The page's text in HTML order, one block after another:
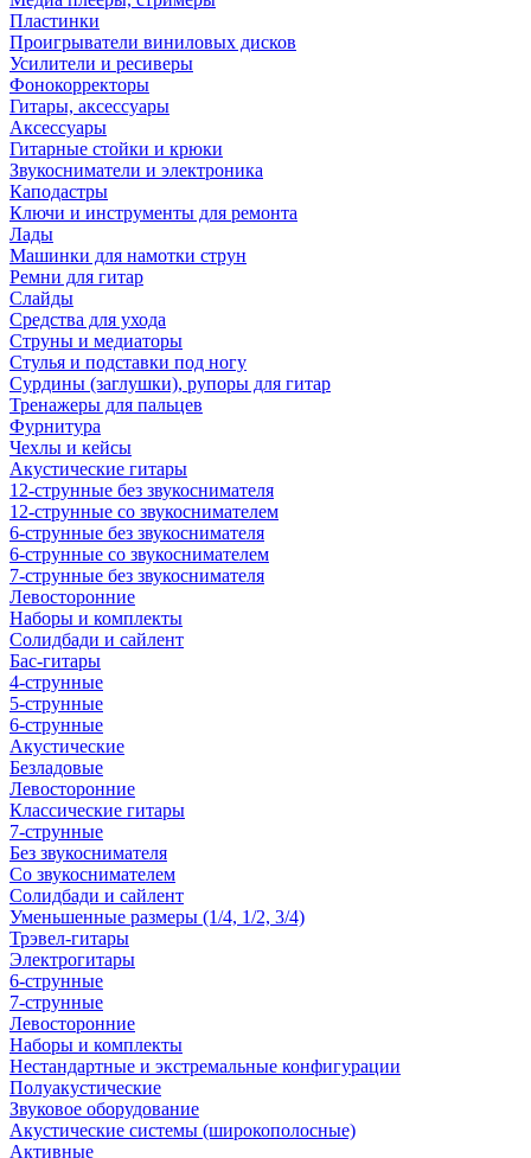
Пластинки
Проигрыватели виниловых дисков
Усилители и ресиверы
Фонокорректоры
Гитары, аксессуары
Аксессуары
Гитарные стойки и крюки
Звукосниматели и электроника
Каподастры
Ключи и инструменты для ремонта
Лады
Машинки для намотки струн
Ремни для гитар
Слайды
Средства для ухода
Струны и медиаторы
Стулья и подставки под ногу
Сурдины (заглушки), рупоры для гитар
Тренажеры для пальцев
Фурнитура
Чехлы и кейсы
Акустические гитары
12-струнные без звукоснимателя
12-струнные со звукоснимателем
6-струнные без звукоснимателя
6-струнные со звукоснимателем
7-струнные без звукоснимателя
Левосторонние
Наборы и комплекты
Солидбади и сайлент
Бас-гитары
4-струнные
5-струнные
6-струнные
Акустические
Безладовые
Левосторонние
Классические гитары
7-струнные
Без звукоснимателя
Со звукоснимателем
Солидбади и сайлент
Уменьшенные размеры (1/4, 1/2, 3/4)
Трэвел-гитары
Электрогитары
6-струнные
7-струнные
Левосторонние
Наборы и комплекты
Нестандартные и экстремальные конфигурации
Полуакустические
Звуковое оборудование
Акустические системы (широкополосные)
Активные